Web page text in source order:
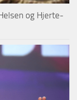
og Hjerte-